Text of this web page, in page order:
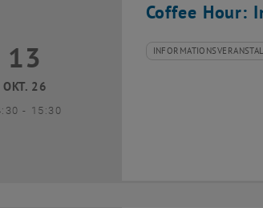
Coffee Hour:
Oktober 2026
13
OKT. 26
- bis
15:30
Veranstaltungstyp:
Veranstaltungsort: